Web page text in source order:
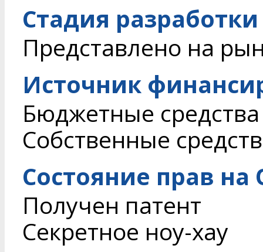
Стадия разработки
Представлено на
Источник
Бюджетные средства
Собственные
Состояние прав на
Получен патент
Секретное ноу-хау